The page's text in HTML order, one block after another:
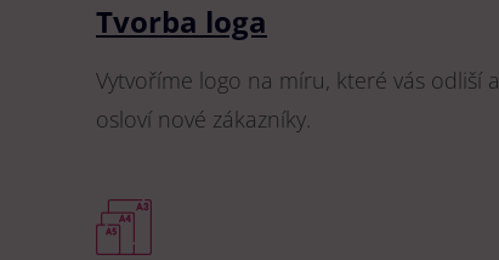
Tvorba loga
Vytvoříme logo na míru, které vás odliší a
osloví nové zákazníky.